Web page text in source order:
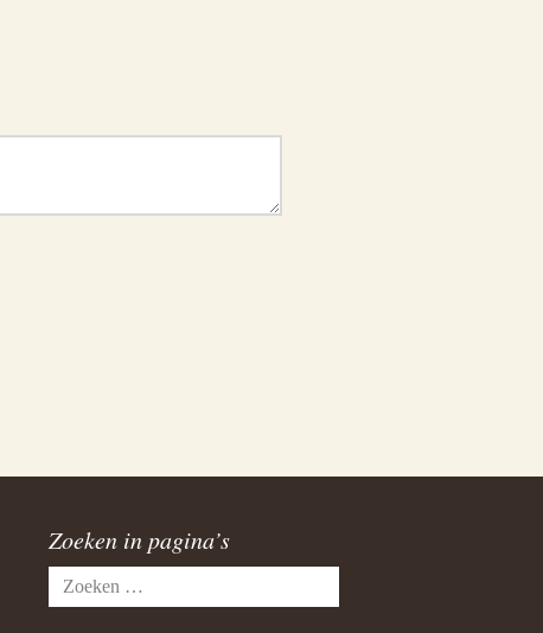
Zoeken in pagina’s
Zoeken
naar: